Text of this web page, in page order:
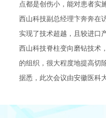
点都是创伤小，能对患者实
西山科技副总经理卞奔奔在
实现了技术超越，且较进口
西山科技脊柱变向磨钻技术
的组织，很大程度地提高切
据悉，此次会议由安徽医科